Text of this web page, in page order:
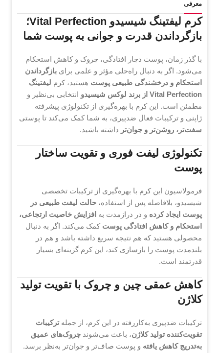
معرفی
کرم لیفتینگ شیسیدو Vital Perfection؛
بازگرداندن قدرت و جوانی به پوست شما
با گذر زمان، پوست دچار افتادگی، چروک و کاهش استحکام
می‌شود. اگر به دنبال راه‌حلی مؤثر و علمی برای بازگرداندن
استحکام و درخشندگی طبیعی پوست هستید، کرم لیفتینگ
Vital Perfection از برند لوکس شیسیدو
انتخابی بی‌نظیر و
مطمئن است. این کرم با بهره‌گیری از تکنولوژی پیشرفته
ژاپنی و ترکیبات فعال ضدپیری، به شما کمک می‌کند تا پوستی
سفت‌تر، روشن‌تر و جوان‌تر داشته باشید.
تکنولوژی لیفت فوری و تقویت ساختار
پوست
فرمولاسیون این کرم با بهره‌گیری از ترکیبات تخصصی
شیسیدو، بلافاصله پس از استفاده، حالت لیفت طبیعی در
پوست ایجاد کرده و در درازمدت به افزایش خاصیت ارتجاعی،
استحکام و کاهش افتادگی پوست کمک می‌کند. اگر به دنبال
محصولی هستید که هم نتیجه سریع داشته باشد و هم در
بلندمدت پوست را بازسازی کند، این کرم گزینه‌ای بسیار
قدرتمند است.
کاهش عمقی چین و چروک با تقویت تولید
کلاژن
ترکیبات ضدپیری به‌کاررفته در این کرم، از جملهترکیبات
تقویت‌کننده تولید کلاژن، باعث می‌شوند چروک‌های عمیق
به‌تدریج کاهش یافته و پوست صاف‌تر و جوان‌تر به‌نظر برسد.